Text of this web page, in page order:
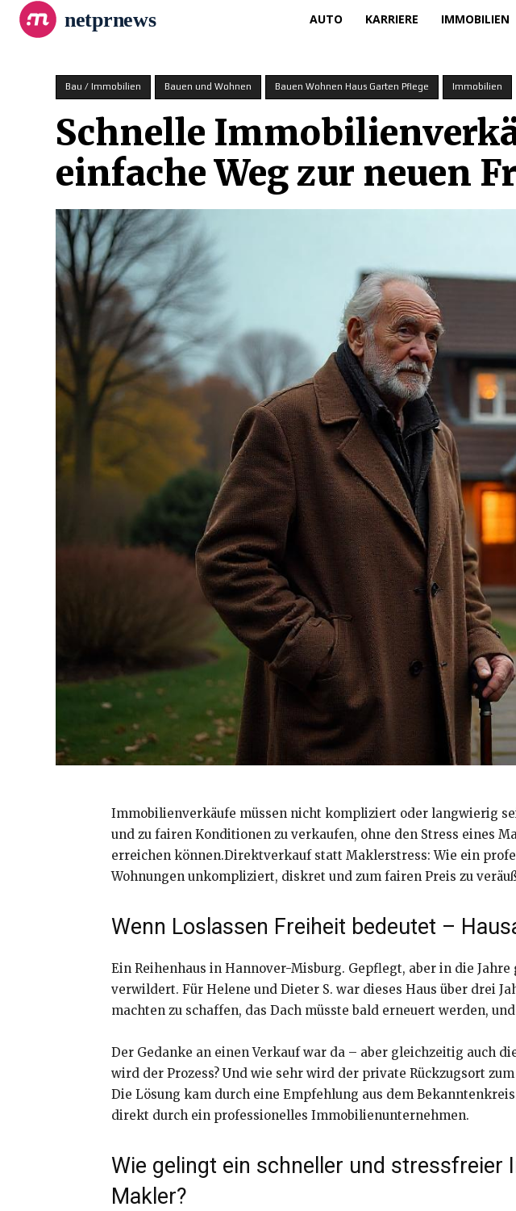
netprnews AUTO KARRIERE IMMOBILIEN
Bau / Immobilien Bauen und Wohnen Bauen Wohnen Haus Garten Pflege Immobilien
Schnelle
einfache Weg zur neuen
Immobilienverkäufe müssen nicht kompliziert oder langwierig
und zu fairen Konditionen zu verkaufen, ohne den Stress eines
erreichen können.Direktverkauf statt Maklerstress: Wie ein
Wohnungen unkompliziert, diskret und zum fairen Preis zu
Wenn Loslassen Freiheit bedeutet –
Ein Reihenhaus in Hannover-Misburg. Gepflegt, aber in die
verwildert. Für Helene und Dieter S. war dieses Haus über drei
machten zu schaffen, das Dach müsste bald erneuert werden,
Der Gedanke an einen Verkauf war da – aber gleichzeitig auch
wird der Prozess? Und wie sehr wird der private Rückzugsort
Die Lösung kam durch eine Empfehlung aus dem
direkt durch ein professionelles Immobilienunternehmen.
Wie gelingt ein schneller und
Makler?